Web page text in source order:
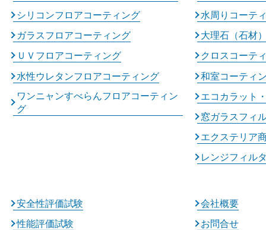
シリコンフロアコーティング
ガラスフロアコーティング
ＵＶフロアコーティング
水性ウレタンフロアコーティング
ワンニャンすべらんフロアコーティン
グ
水周りコーテ
大理石（石材
クロスコーテ
和室コーティ
エコカラット
窓ガラスフィ
エクステリア
レンジフィル
安全性評価試験
性能評価試験
会社概要
お問合せ